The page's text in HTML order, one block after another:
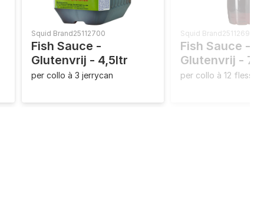
Squid Brand25112700
Fish Sauce -
Glutenvrij - 4,5ltr
per collo à 3 jerrycan
Squid Brand25112690
Fish Sauce -
Glutenvrij -
per collo à 12 flessen